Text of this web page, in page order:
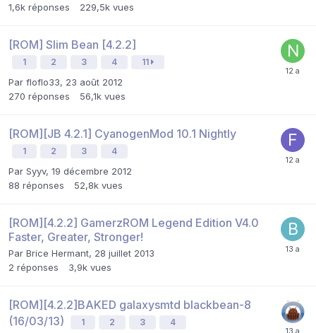
1,6k réponses 229,5k vues
[ROM] Slim Bean [4.2.2]
1 2 3 4 11
Par floflo33, 23 août 2012
270 réponses 56,1k vues
[ROM][JB 4.2.1] CyanogenMod 10.1 Nightly
1 2 3 4
Par Syyv, 19 décembre 2012
88 réponses 52,8k vues
[ROM][4.2.2] GamerzROM Legend Edition V4.0
Faster, Greater, Stronger!
Par Brice Hermant, 28 juillet 2013
2 réponses 3,9k vues
[ROM][4.2.2]BAKED galaxysmtd blackbean-8
(16/03/13)
1 2 3 4